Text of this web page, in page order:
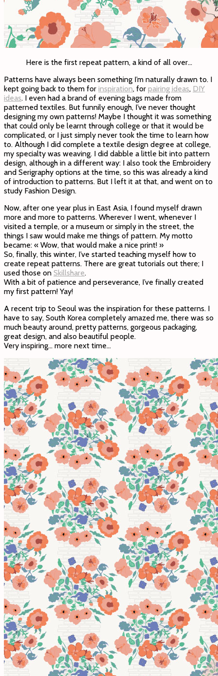
Here is the first repeat pattern, a kind of all over…
Patterns have always been something I’m naturally drawn to. I
kept going back to them for inspiration, for pairing ideas, DIY
ideas. I even had a brand of evening bags made from
patterned textiles. But funnily enough, I’ve never thought
designing my own patterns! Maybe I thought it was something
that could only be learnt through college or that it would be
complicated, or I just simply never took the time to learn how
to. Although I did complete a textile design degree at college,
my specialty was weaving. I did dabble a little bit into pattern
design, although in a different way: I also took the Embroidery
and Serigraphy options at the time, so this was already a kind
of introduction to patterns. But I left it at that, and went on to
study Fashion Design.
Now, after one year plus in East Asia, I found myself drawn
more and more to patterns. Wherever I went, whenever I
visited a temple, or a museum or simply in the street, the
things I saw would make me things of pattern. My motto
became: « Wow, that would make a nice print! »
So, finally, this winter, I’ve started teaching myself how to
create repeat patterns. There are great tutorials out there; I
used those on Skillshare.
With a bit of patience and perseverance, I’ve finally created
my first pattern! Yay!
A recent trip to Seoul was the inspiration for these patterns. I
have to say, South Korea completely amazed me, there was so
much beauty around, pretty patterns, gorgeous packaging,
great design, and also beautiful people.
Very inspiring… more next time…